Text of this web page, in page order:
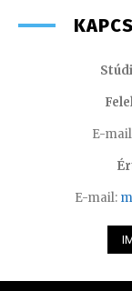
E-
E-mail: